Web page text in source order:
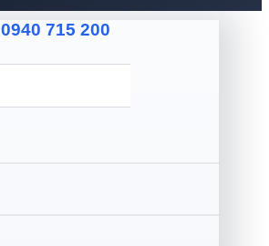
0940 715 200